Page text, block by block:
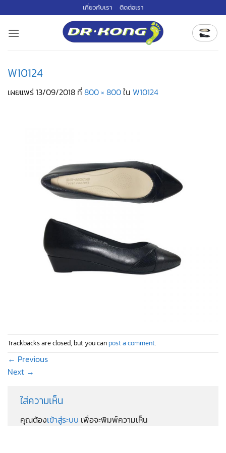
ไป
เกี่ยวกับเรา ติดต่อเรา
W10124
เผยแพร่13/09/2018 ที่ 800 × 800ใน W10124
Trackbacks are closed, but you can post a comment.
← Previous
Next →
ใส่ความเห็น
คุณต้องเข้าสู่ระบบ เพื่อจะพิมพ์ความเห็น